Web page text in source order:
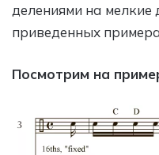
делениями на мелкие
приведенных
Посмотрим на